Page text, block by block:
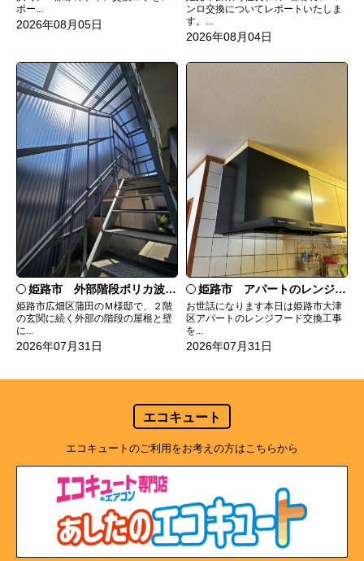
ポー...
2026年08月05日
ンロ交換についてレポートいたしま
す。...
2026年08月04日
姫路市 外部階段ポリカ波板張替工事
姫路市広畑区蒲田のＭ様邸で、２階
の玄関に続く外部の階段の屋根と壁
に...
2026年07月31日
姫路市 アパートのレンジフード交換
お世話になります本日は姫路市大津
区アパートのレンジフード交換工事
を...
2026年07月31日
エコキュート
エコキュートのご利用をお考えの方はこちらから